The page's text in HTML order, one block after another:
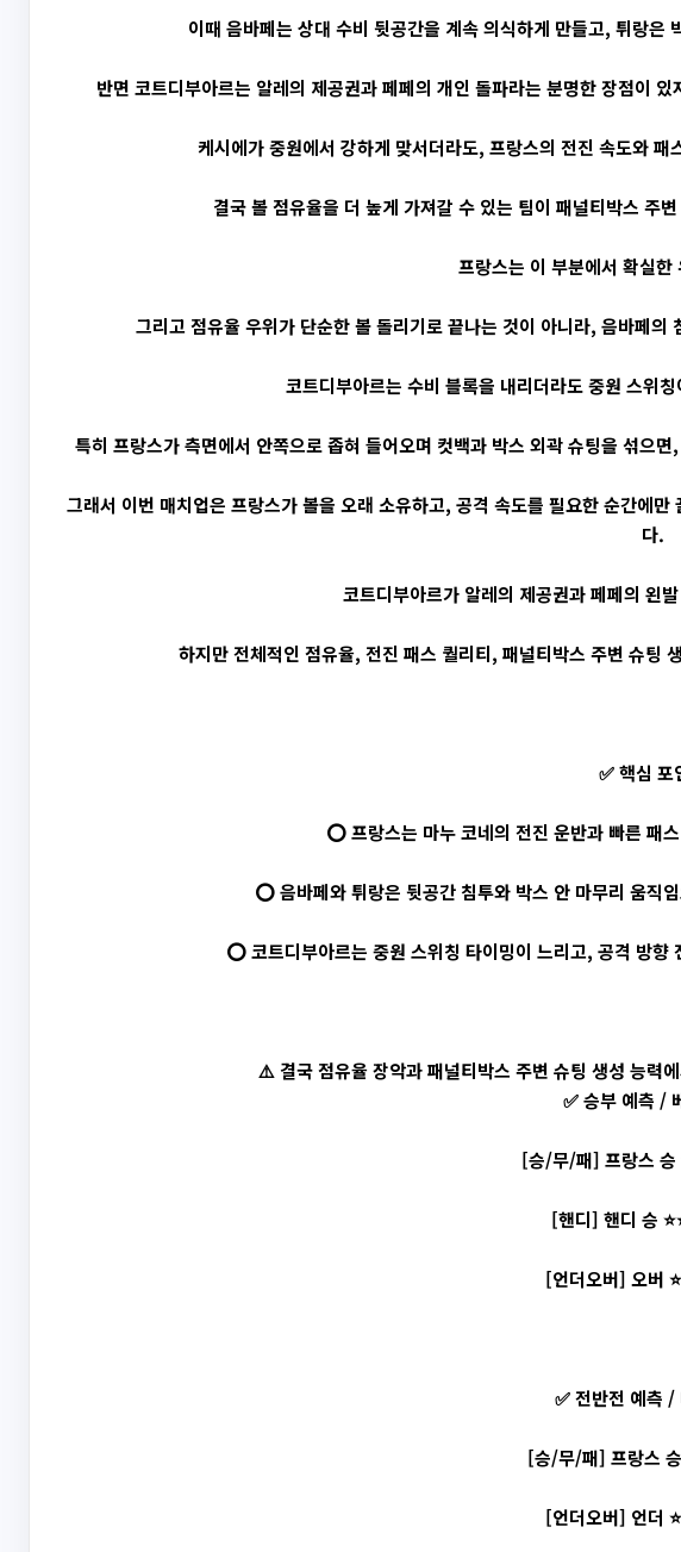
이때 음바페는 상대 수비 뒷공간을 계속 의식하게 만들고, 튀랑은
반면 코트디부아르는 알레의 제공권과 페페의 개인 돌파라는 분명한 장점이
케시에가 중원에서 강하게 맞서더라도, 프랑스의 전진 속도와
결국 볼 점유율을 더 높게 가져갈 수 있는 팀이 패널티박스 주
프랑스는 이 부분에서 확실한
그리고 점유율 우위가 단순한 볼 돌리기로 끝나는 것이 아니라, 음바페
코트디부아르는 수비 블록을 내리더라도 중원 스위
특히 프랑스가 측면에서 안쪽으로 좁혀 들어오며 컷백과 박스 외곽 슈팅을 섞으
그래서 이번 매치업은 프랑스가 볼을 오래 소유하고, 공격 속도를 필요한 순간에
다.
코트디부아르가 알레의 제공권과 페페의 왼
하지만 전체적인 점유율, 전진 패스 퀄리티, 패널티박스 주변 슈팅
✅ 핵심 포
⭕ 프랑스는 마누 코네의 전진 운반과 빠른 패
⭕ 음바페와 튀랑은 뒷공간 침투와 박스 안 마무리 움직
⭕ 코트디부아르는 중원 스위칭 타이밍이 느리고, 공격 방
⚠️ 결국 점유율 장악과 패널티박스 주변 슈팅 생성 능력
✅ 승부 예측 /
[승/무/패] 프랑스 승
[핸디] 핸디 승
[언더오버] 오버
✅ 전반전 예측 /
[승/무/패] 프랑스 승
[언더오버] 언더